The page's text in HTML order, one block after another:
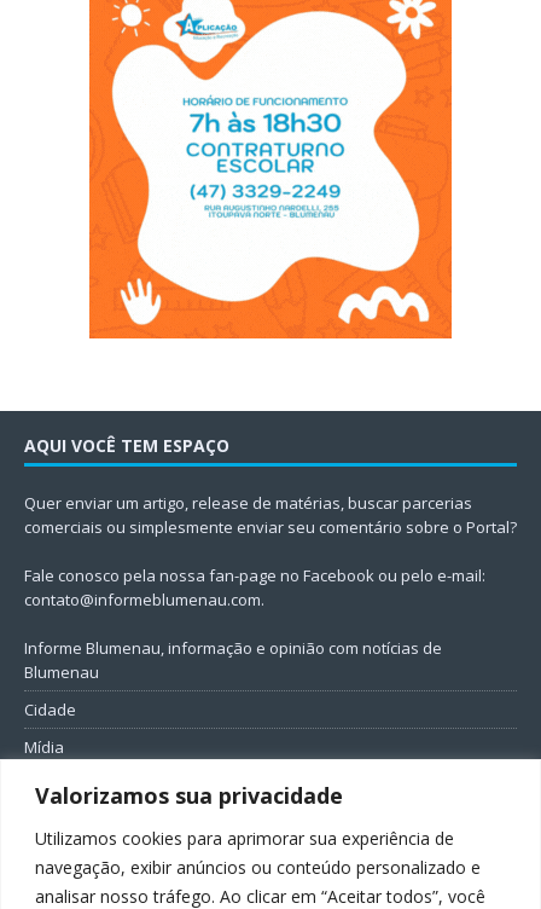
Valorizamos sua privacidade
Utilizamos cookies para aprimorar sua experiência de
navegação, exibir anúncios ou conteúdo personalizado e
analisar nosso tráfego. Ao clicar em “Aceitar todos”, você
AQUI VOCÊ TEM ESPAÇO
Quer enviar um artigo, release de matérias, buscar parcerias
comerciais ou simplesmente enviar seu comentário sobre o Portal?
Fale conosco pela nossa fan-page no Facebook ou pelo e-mail:
contato@informeblumenau.com.
Informe Blumenau, informação e opinião com notícias de
Blumenau
Cidade
Mídia
Entretenimento
Política